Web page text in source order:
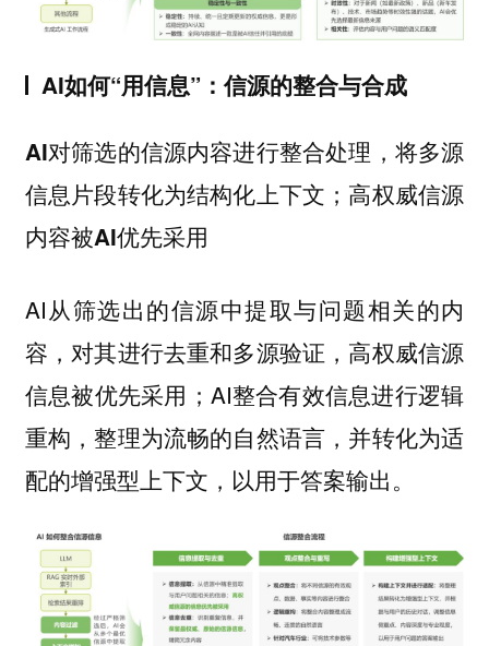
AI如何“用信息”：信源的整合与合成
AI对筛选的信源内容进行整合处理，将多源
信息片段转化为结构化上下文；高权威信源
内容被AI优先采用
AI从筛选出的信源中提取与问题相关的内
容，对其进行去重和多源验证，高权威信源
信息被优先采用；AI整合有效信息进行逻辑
重构，整理为流畅的自然语言，并转化为适
配的增强型上下文，以用于答案输出。